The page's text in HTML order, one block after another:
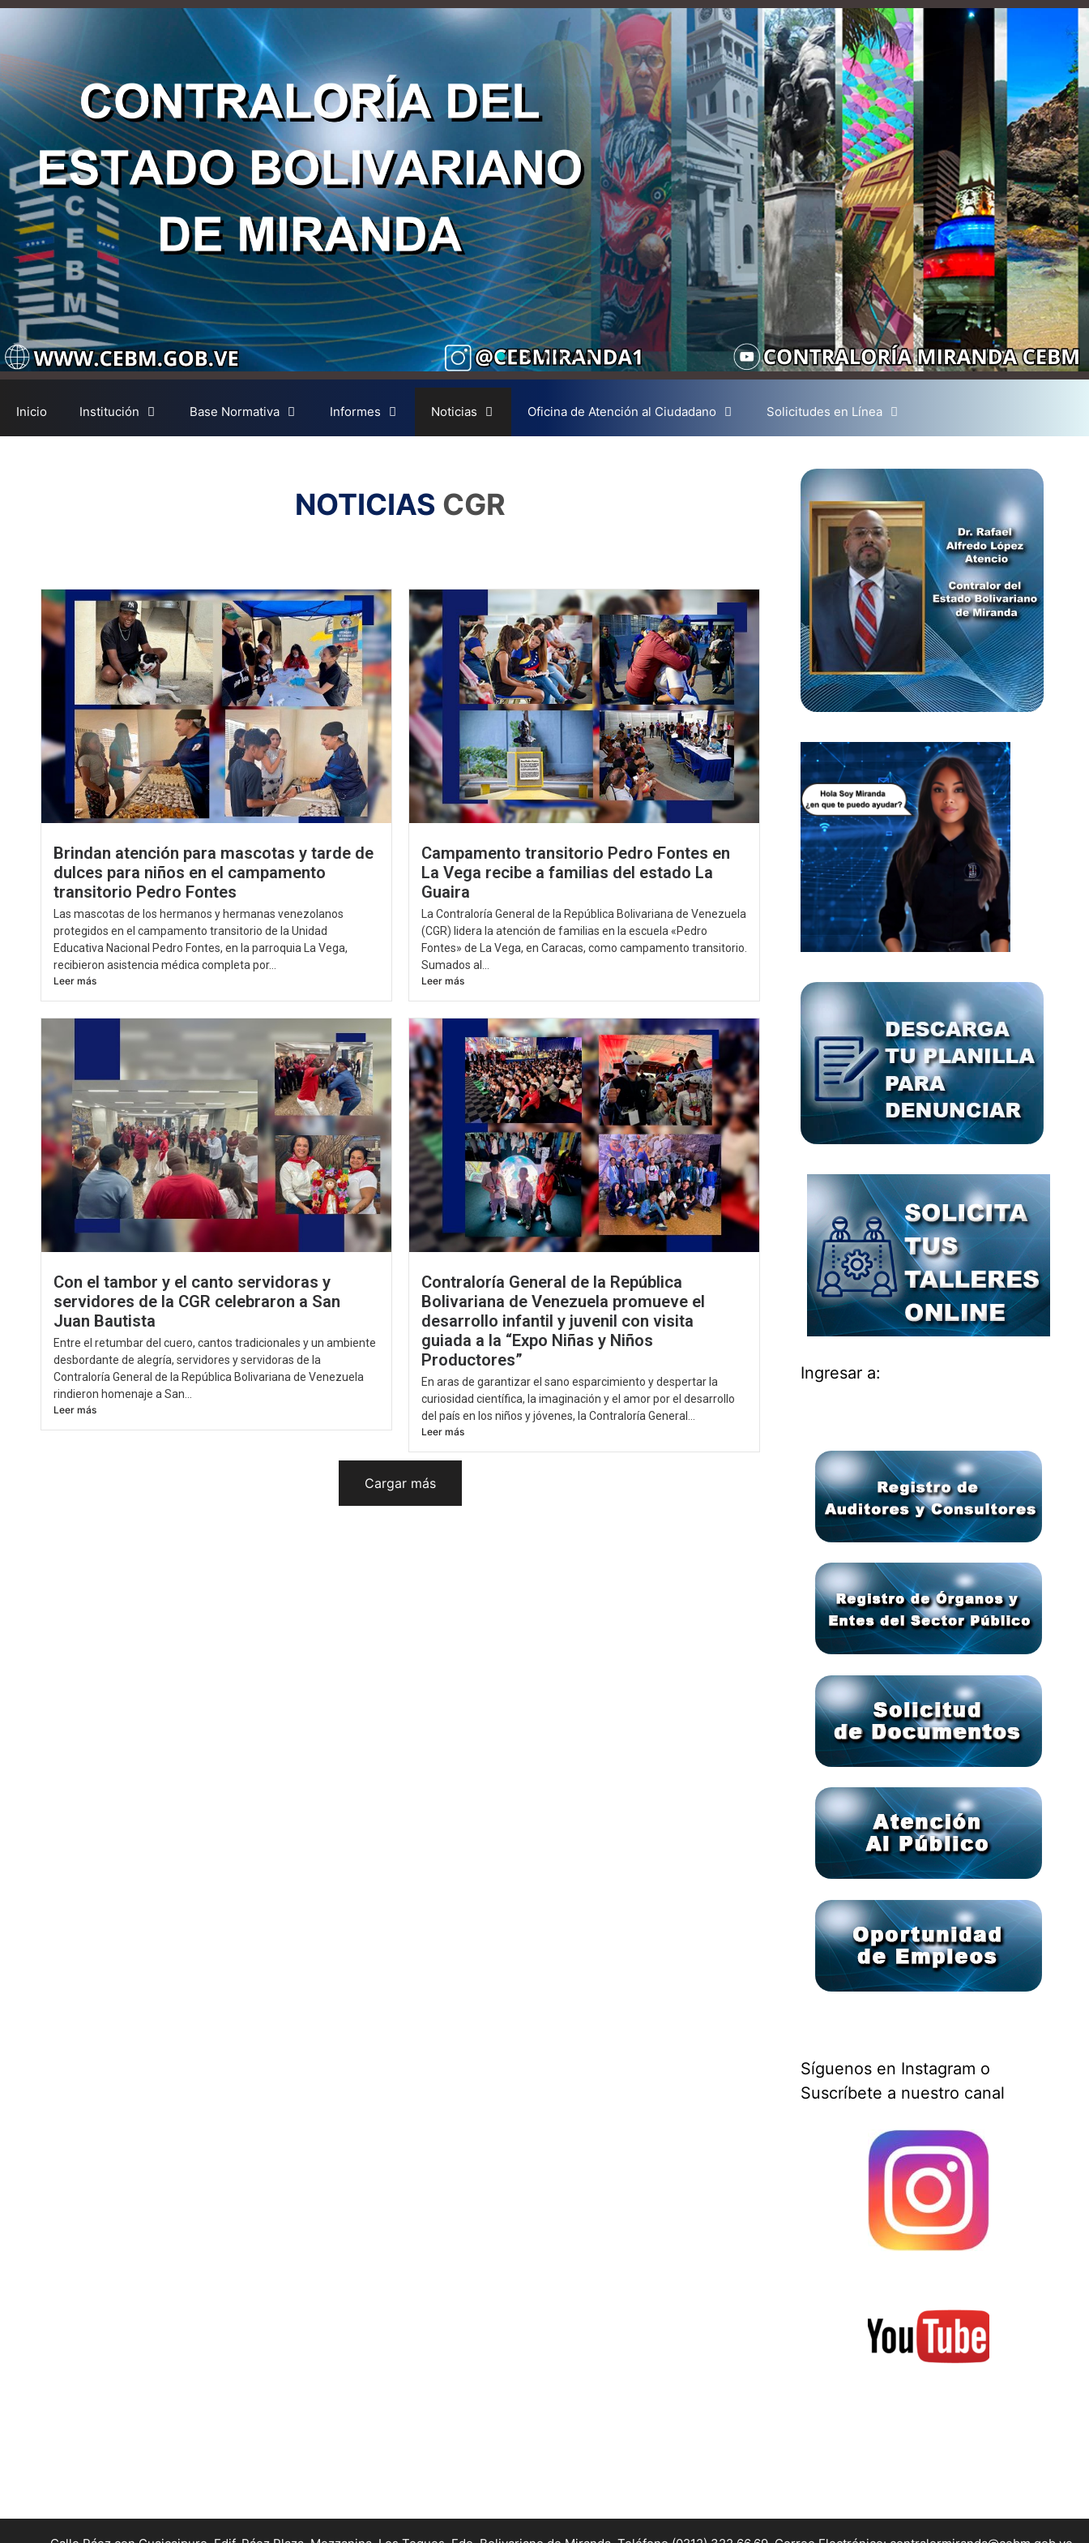
Inicio Institución Base Normativa Informes Noticias Oficina de Atención al Ciudadano Solicitudes en Línea
NOTICIAS CGR
Brindan atención para mascotas y tarde de
dulces para niños en el campamento
transitorio Pedro Fontes
Las mascotas de los hermanos y hermanas venezolanos
protegidos en el campamento transitorio de la Unidad
Educativa Nacional Pedro Fontes, en la parroquia La Vega,
recibieron asistencia médica completa por...
Leer más
Campamento transitorio Pedro Fontes en
La Vega recibe a familias del estado La
Guaira
La Contraloría General de la República Bolivariana de Venezuela
(CGR) lidera la atención de familias en la escuela «Pedro
Fontes» de La Vega, en Caracas, como campamento transitorio.
Sumados al...
Leer más
Con el tambor y el canto servidoras y
servidores de la CGR celebraron a San
Juan Bautista
Entre el retumbar del cuero, cantos tradicionales y un ambiente
desbordante de alegría, servidores y servidoras de la
Contraloría General de la República Bolivariana de Venezuela
rindieron homenaje a San...
Leer más
Contraloría General de la República
Bolivariana de Venezuela promueve el
desarrollo infantil y juvenil con visita
guiada a la “Expo Niñas y Niños
Productores”
En aras de garantizar el sano esparcimiento y despertar la
curiosidad científica, la imaginación y el amor por el desarrollo
del país en los niños y jóvenes, la Contraloría General...
Leer más
Cargar más
Ingresar a:
Síguenos en Instagram o
Suscríbete a nuestro canal